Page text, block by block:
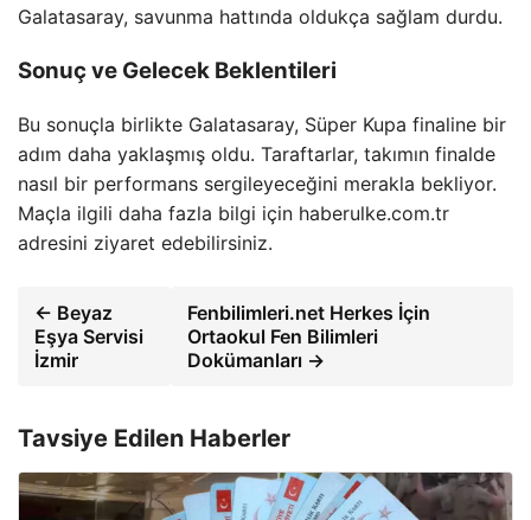
Galatasaray, savunma hattında oldukça sağlam durdu.
Sonuç ve Gelecek Beklentileri
Bu sonuçla birlikte Galatasaray, Süper Kupa finaline bir
adım daha yaklaşmış oldu. Taraftarlar, takımın finalde
nasıl bir performans sergileyeceğini merakla bekliyor.
Maçla ilgili daha fazla bilgi için haberulke.com.tr
adresini ziyaret edebilirsiniz.
← Beyaz
Eşya Servisi
İzmir
Fenbilimleri.net Herkes İçin
Ortaokul Fen Bilimleri
Dokümanları →
Tavsiye Edilen Haberler